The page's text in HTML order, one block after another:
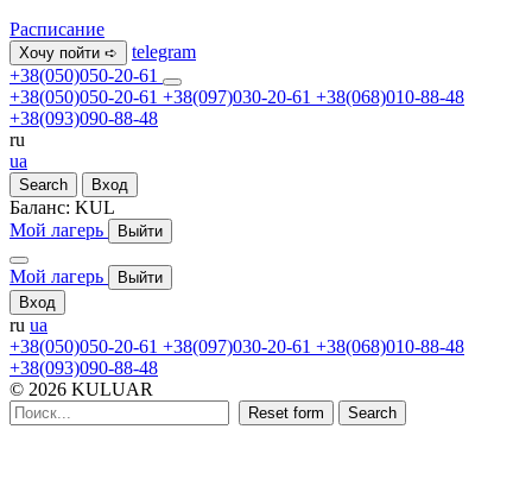
Расписание
Хочу пойти ➪
telegram
+38(050)050-20-61
+38(050)050-20-61 +38(097)030-20-61 +38(068)010-88-48
+38(093)090-88-48
ru
ua
Search Вход
Баланс: KUL
Мой лагерь
Выйти
Мой лагерь
Выйти
Вход
ru ua
+38(050)050-20-61 +38(097)030-20-61 +38(068)010-88-48
+38(093)090-88-48
© 2026 KULUAR
Reset form Search